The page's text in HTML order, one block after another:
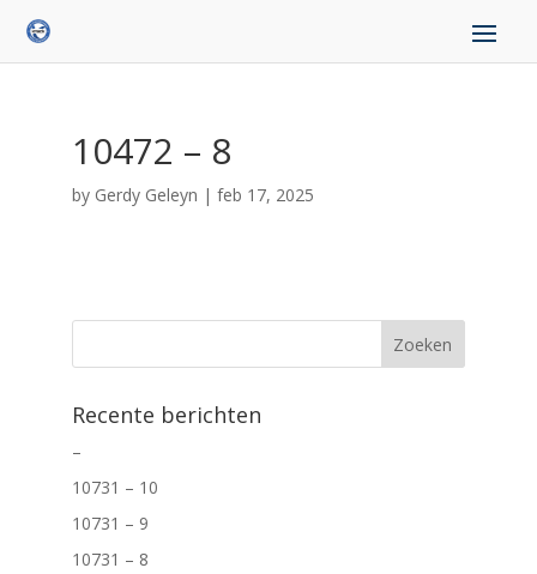
10472 – 8
by Gerdy Geleyn | feb 17, 2025
Recente berichten
–
10731 – 10
10731 – 9
10731 – 8